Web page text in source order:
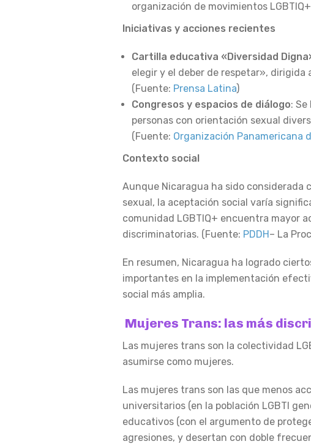
organización de movimientos
Iniciativas y acciones recientes
Cartilla educativa «Diversidad
elegir y el deber de respetar»,
(Fuente: Prensa Latina)
Congresos y espacios de diálogo:
personas con orientación sexual
(Fuente: ​ Organización Panamericana
Contexto social
Aunque Nicaragua ha sido considerada
sexual, la aceptación social varía
comunidad LGBTIQ+ encuentra mayor
discriminatorias. (Fuente: PDDH– La
En resumen, Nicaragua ha logrado
importantes en la implementación
social más amplia.
Mujeres Trans: las más
Las mujeres trans son la colectividad
asumirse como mujeres.
Las mujeres trans son las que menos
universitarios (en la población LGBTI
educativos (con el argumento de
agresiones, y desertan con doble